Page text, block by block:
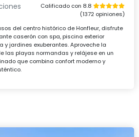
Calificado con 8.8
(1372 opiniones)
del centro histórico de Honfleur, disfrute
caserón con spa, piscina exterior
y jardines exuberantes. Aproveche la
las playas normandas y relájese en un
que combina confort moderno y